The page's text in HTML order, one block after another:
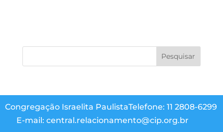
Congregação Israelita PaulistaTelefone: 11 2808-6299
E-mail: central.relacionamento@cip.org.br